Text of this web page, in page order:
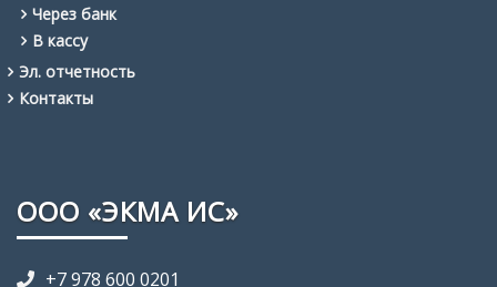
Через банк
В кассу
Эл. отчетность
Контакты
ООО «ЭКМА ИС»
+7 978 600 0201